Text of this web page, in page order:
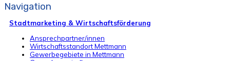
Navigation
Stadtmarketing & Wirtschaftsförderung
Ansprechpartner/innen
Wirtschaftsstandort Mettmann
Gewerbegebiete in Mettmann